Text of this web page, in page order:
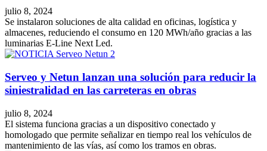
julio 8, 2024
Se instalaron soluciones de alta calidad en oficinas, logística y
almacenes, reduciendo el consumo en 120 MWh/año gracias a las
luminarias E-Line Next Led.
Serveo y Netun lanzan una solución para reducir la
siniestralidad en las carreteras en obras
julio 8, 2024
El sistema funciona gracias a un dispositivo conectado y
homologado que permite señalizar en tiempo real los vehículos de
mantenimiento de las vías, así como los tramos en obras.